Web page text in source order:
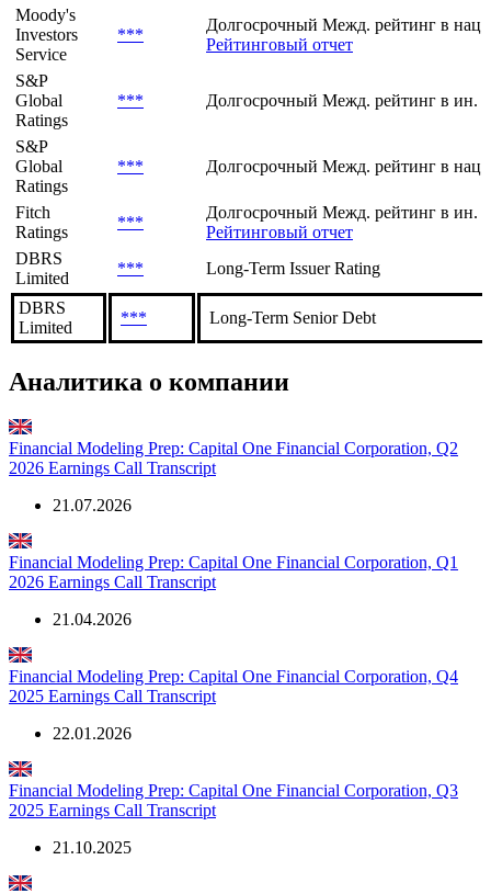
Moody's
Investors
Service
***
Долгосрочный Межд. рейтинг в нац.
Рейтинговый отчет
S&P
Global
Ratings
*** Долгосрочный Межд. рейтинг в ин.
S&P
Global
Ratings
*** Долгосрочный Межд. рейтинг в нац.
Fitch
Ratings
***
Долгосрочный Межд. рейтинг в ин.
Рейтинговый отчет
DBRS
Limited
*** Long-Term Issuer Rating
DBRS
Limited
*** Long-Term Senior Debt
Аналитика о компании
Financial Modeling Prep: Capital One Financial Corporation, Q2
2026 Earnings Call Transcript
21.07.2026
Financial Modeling Prep: Capital One Financial Corporation, Q1
2026 Earnings Call Transcript
21.04.2026
Financial Modeling Prep: Capital One Financial Corporation, Q4
2025 Earnings Call Transcript
22.01.2026
Financial Modeling Prep: Capital One Financial Corporation, Q3
2025 Earnings Call Transcript
21.10.2025